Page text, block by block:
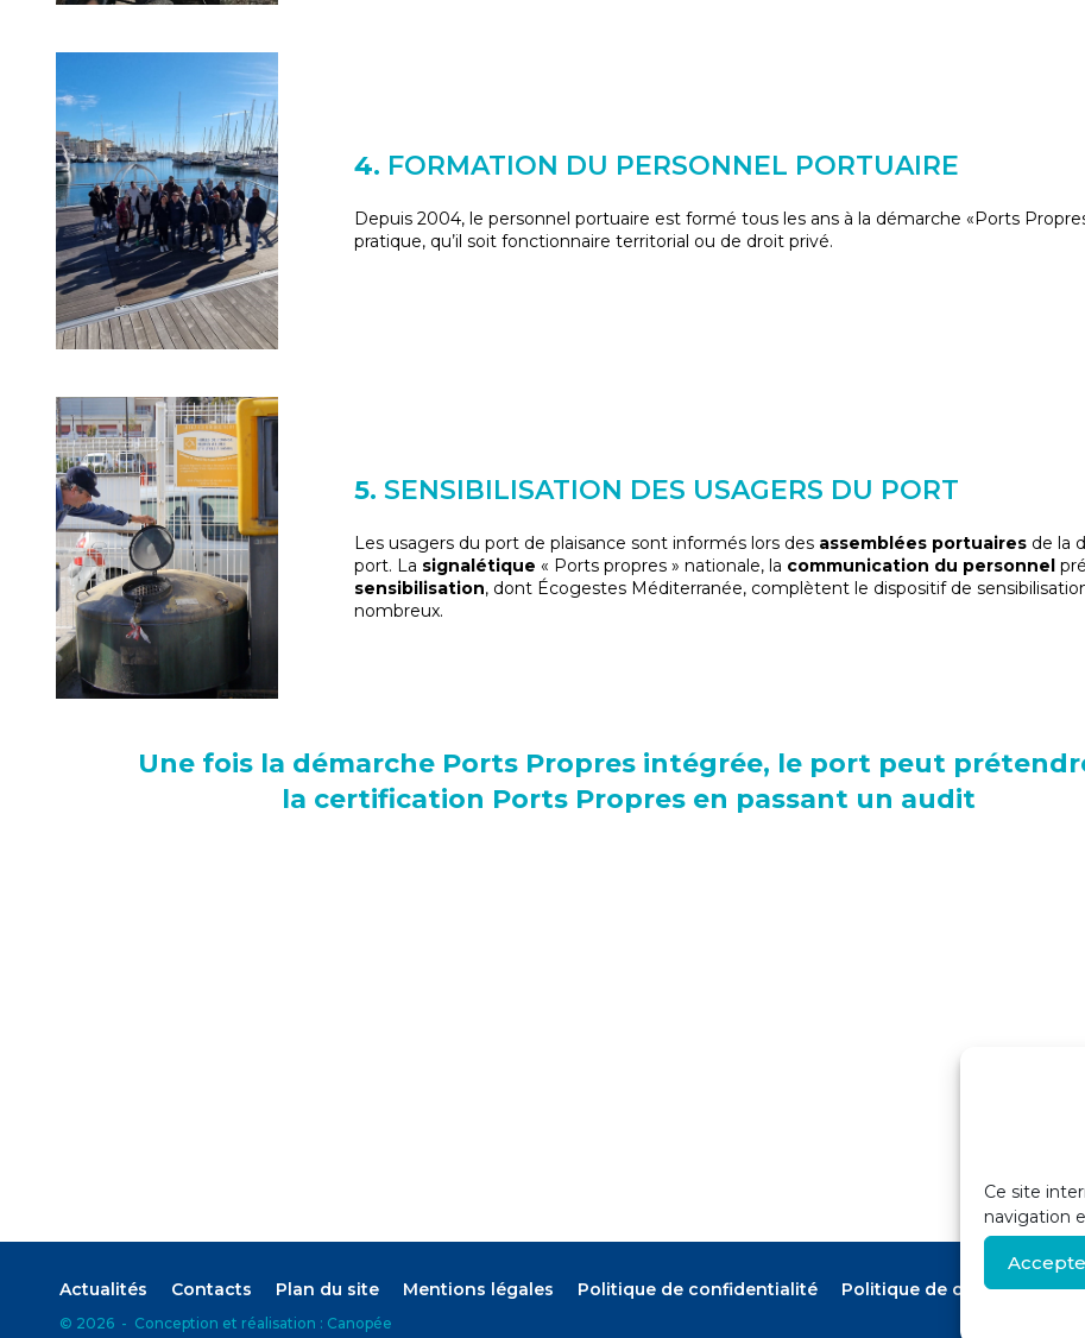
Ce site
navigation
4. FORMATION DU PERSONNEL PORTUAIRE
Depuis 2004, le personnel portuaire est formé tous les ans à la démarche «Ports
pratique, qu’il soit fonctionnaire territorial ou de droit privé.
5. SENSIBILISATION DES USAGERS DU PORT
Les usagers du port de plaisance sont informés lors des assemblées portuaires de la
port. La signalétique « Ports propres » nationale, la communication du personnel
sensibilisation, dont Écogestes Méditerranée, complètent le dispositif de
nombreux.
Une fois la démarche Ports Propres intégrée, le port peut
la certification Ports Propres en passant un audit
Actualités Contacts Plan du site Mentions légales Politique de confidentialité Politique de cookies (UE)
© 2026 - Conception et réalisation : Canopée